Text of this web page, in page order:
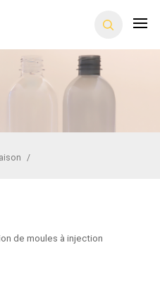
/
de moules à injection